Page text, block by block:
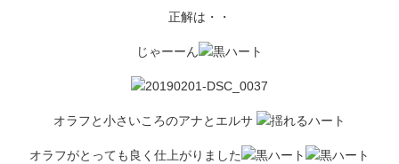
正解は・・
じゃーーん
オラフと小さいころのアナとエルサ
オラフがとっても良く仕上がりました